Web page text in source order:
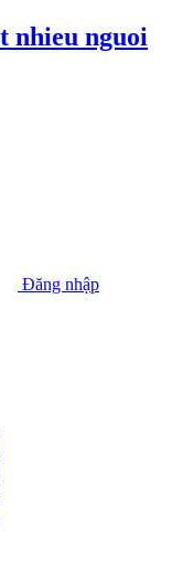
Đăng nhập